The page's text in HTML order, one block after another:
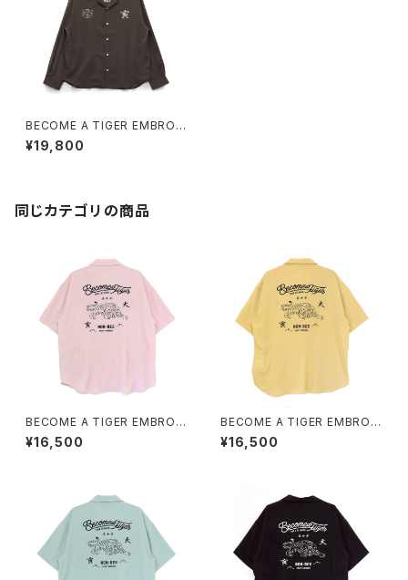
BECOME A TIGER EMBROI
DERED LS SHIRTS brown
¥19,800
同じカテゴリの商品
BECOME A TIGER EMBROI
DERED HALFSLEEVE SHIRT
S light-pink
¥16,500
BECOME A TIGER EMBROI
DERED HALFSLEEVE SHIRT
S light-yellow
¥16,500